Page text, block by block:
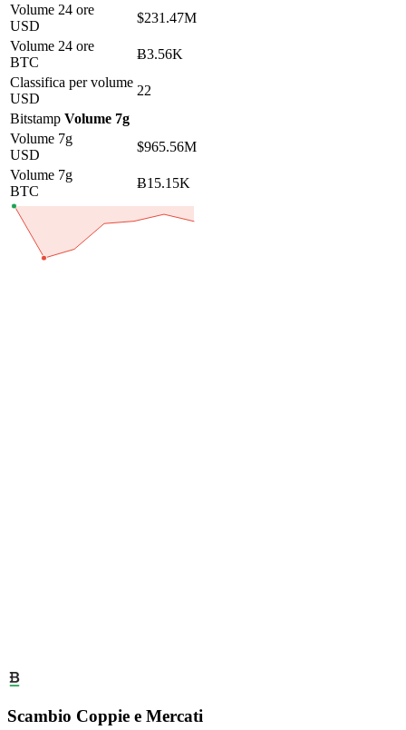
Volume 24 ore
USD
$231.47M
Volume 24 ore
BTC
Ƀ3.56K
Classifica per volume
USD
22
Bitstamp Volume 7g
Volume 7g
USD
$965.56M
Volume 7g
BTC
Ƀ15.15K
Scambio Coppie e Mercati